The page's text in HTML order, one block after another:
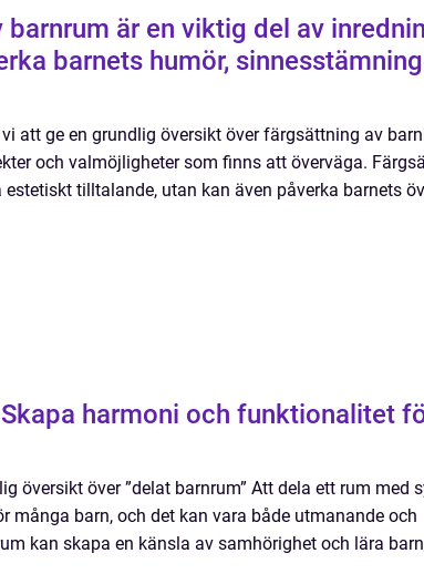
barnrum är en viktig del av
barnets humör,
att ge en grundlig översikt över färgsättning av
och valmöjligheter som finns att överväga.
tilltalande, utan kan även påverka barnets
harmoni och funktionalitet
översikt över ”delat barnrum” Att dela ett rum med
många barn, och det kan vara både utmanande och
kan skapa en känsla av samhörighet och lära